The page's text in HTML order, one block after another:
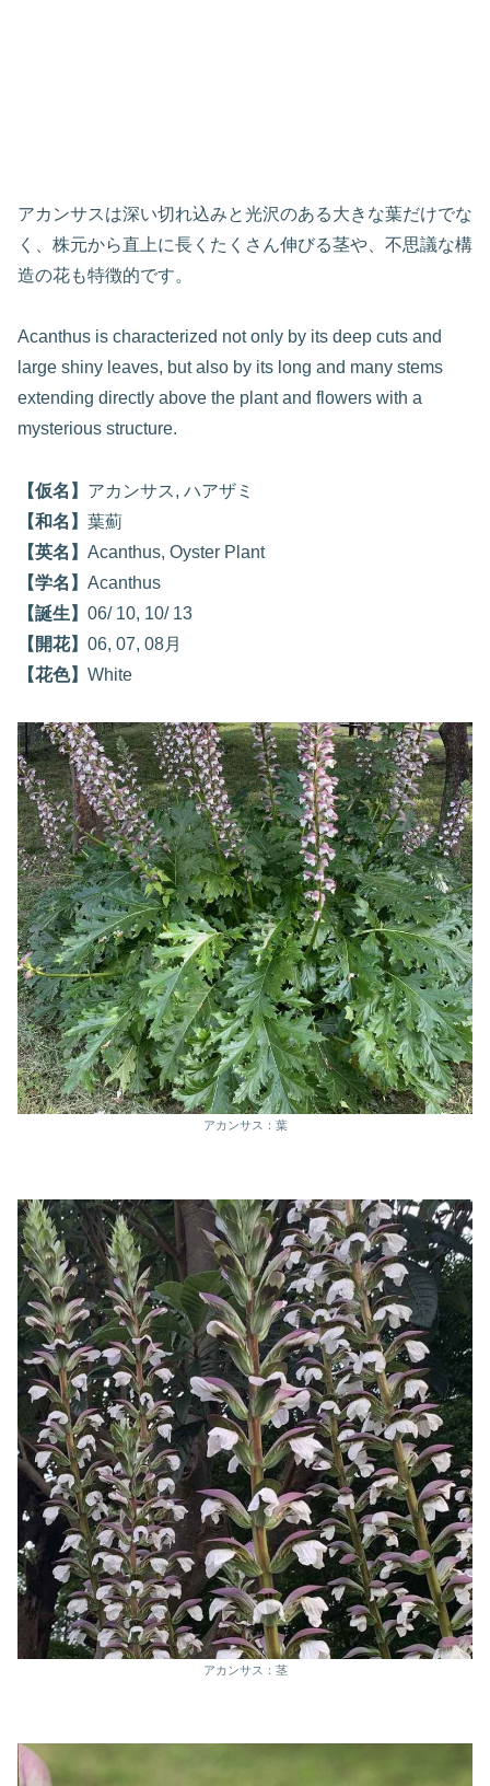
アカンサスは深い切れ込みと光沢のある大きな葉だけでな
く、株元から直上に長くたくさん伸びる茎や、不思議な構
造の花も特徴的です。
Acanthus is characterized not only by its deep cuts and
large shiny leaves, but also by its long and many stems
extending directly above the plant and flowers with a
mysterious structure.
【仮名】 アカンサス, ハアザミ
【和名】 葉薊
【英名】 Acanthus, Oyster Plant
【学名】 Acanthus
【誕生】 06/ 10, 10/ 13
【開花】 06, 07, 08月
【花色】 White
アカンサス：葉
アカンサス：茎